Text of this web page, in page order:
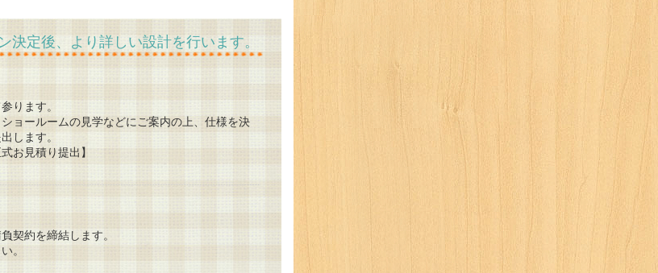
決定後、より詳しい設計を行います。
ります。
ョールームの見学などにご案内の上、仕様を決
します。
お見積り提出】
契約を締結します。
。